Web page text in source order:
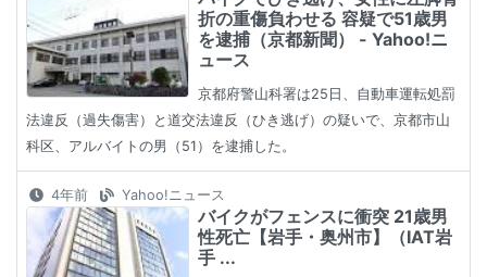
折の重傷負わせる 容疑で51歳男
を逮捕（京都新聞） - Yahoo!ニ
ュース
京都府警山科署は25日、自動車運転処罰
法違反（過失傷害）と道交法違反（ひき逃げ）の疑いで、京都市山
科区、アルバイトの男（51）を逮捕した。
4年前 Yahoo!ニュース
バイクがフェンスに衝突 21歳男
性死亡【岩手・奥州市】（IAT岩
手 ...